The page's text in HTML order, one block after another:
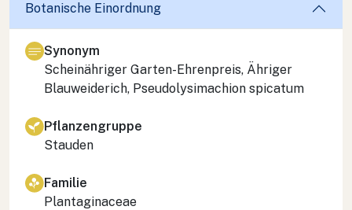
Botanische Einordnung
Synonym
Scheinähriger Garten-Ehrenpreis, Ähriger
Blauweiderich, Pseudolysimachion spicatum
Pflanzengruppe
Stauden
Familie
Plantaginaceae